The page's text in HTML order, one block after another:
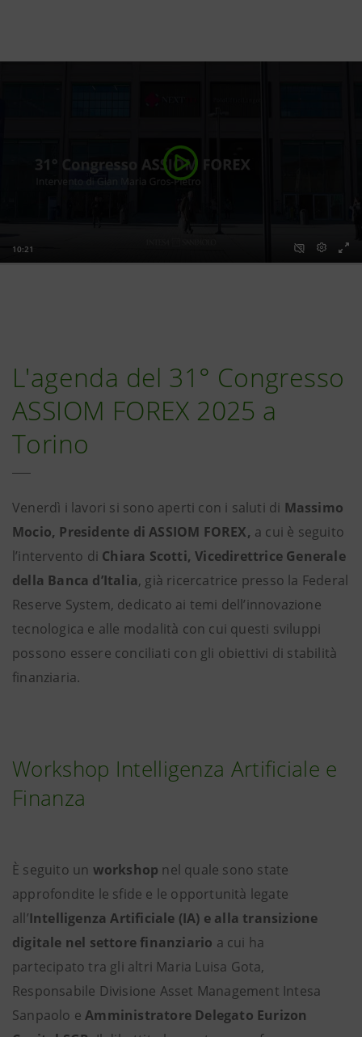
L'agenda del 31° Congresso
ASSIOM FOREX 2025 a
Torino
Venerdì i lavori si sono aperti con i saluti di Massimo
Mocio, Presidente di ASSIOM FOREX, a cui è seguito
l’intervento di Chiara Scotti, Vicedirettrice Generale
della Banca d’Italia, già ricercatrice presso la Federal
Reserve System, dedicato ai temi dell’innovazione
tecnologica e alle modalità con cui questi sviluppi
possono essere conciliati con gli obiettivi di stabilità
finanziaria.
Workshop Intelligenza Artificiale e
Finanza
È seguito un workshop nel quale sono state
approfondite le sfide e le opportunità legate
all’Intelligenza Artificiale (IA) e alla transizione
digitale nel settore finanziario a cui ha
partecipato tra gli altri Maria Luisa Gota,
Responsabile Divisione Asset Management Intesa
Sanpaolo eAmministratore Delegato Eurizon